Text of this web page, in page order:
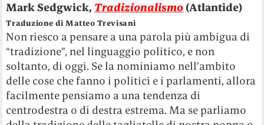
Mark Sedgwick, Tradizionalismo (Atlantide)
Traduzione di Matteo Trevisani
Non riesco a pensare a una parola più ambigua di
“tradizione”, nel linguaggio politico, e non
soltanto, di oggi. Se la nominiamo nell’ambito
delle cose che fanno i politici e i parlamenti, allora
facilmente pensiamo a una tendenza di
centrodestra o di destra estrema. Ma se parliamo